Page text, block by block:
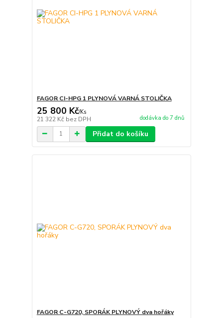
FAGOR CI-HPG 1 PLYNOVÁ VARNÁ STOLIČKA
25 800 Kč/Ks
21 322 Kč bez DPH dodávka do 7 dnů
Přidat do košíku
FAGOR C-G720, SPORÁK PLYNOVÝ dva hořáky